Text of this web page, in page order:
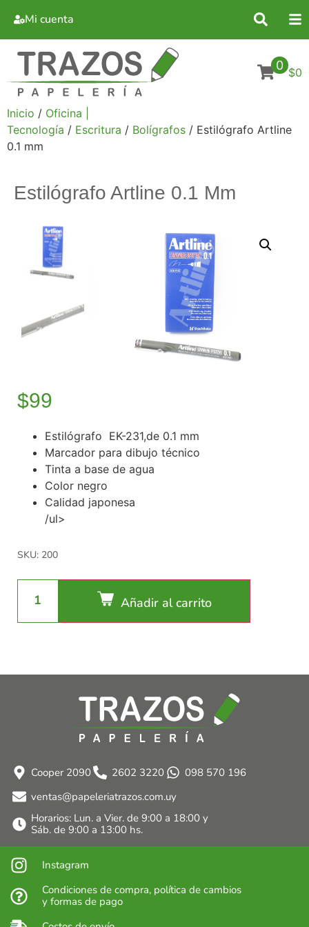
Mi cuenta
0 $0
Inicio / Oficina |
Tecnología / Escritura / Bolígrafos / Estilógrafo Artline
0.1 mm
Estilógrafo Artline 0.1 Mm
$99
Estilógrafo EK-231,de 0.1 mm
Marcador para dibujo técnico
Tinta a base de agua
Color negro
Calidad japonesa
/ul>
SKU: 200
Añadir al carrito
Cooper 2090 2602 3220
098 570 196
ventas@papeleriatrazos.com.uy
Horarios: Lun. a Vier. de 9:00 a 18:00 y
Sáb. de 9:00 a 13:00 hs.
Instagram
Condiciones de compra, política de cambios
y formas de pago